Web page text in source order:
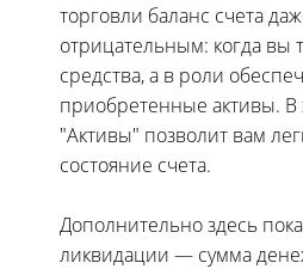
торговли баланс счета
отрицательным: когда вы
средства, а в роли
приобретенные активы. В
"Активы" позволит вам
состояние счета.
Дополнительно здесь
ликвидации — сумма